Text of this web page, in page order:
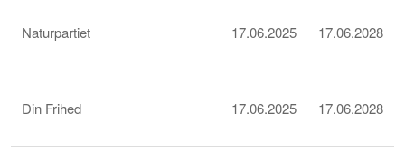
Naturpartiet 17.06.2025 17.06.2028
Din Frihed 17.06.2025 17.06.2028